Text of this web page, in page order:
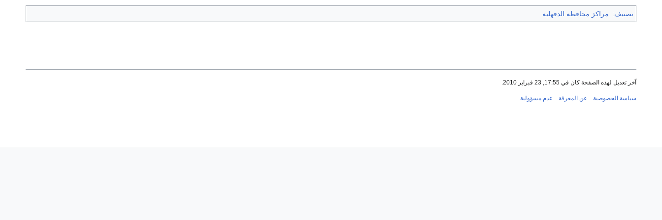
تصنيف: مراكز محافظة الدقهلية
آخر تعديل لهذه الصفحة كان في 17:55, 23 فبراير 2010.
سياسة الخصوصية عن المعرفة عدم مسؤولية